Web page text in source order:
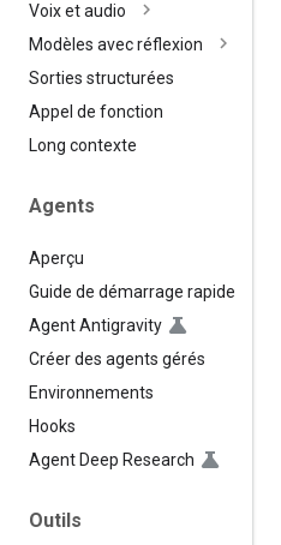
Voix et audio
Modèles avec réflexion
Sorties structurées
Appel de fonction
Long contexte
Agents
Aperçu
Guide de démarrage rapide
Agent Antigravity
Créer des agents gérés
Environnements
Hooks
Agent Deep Research
Outils